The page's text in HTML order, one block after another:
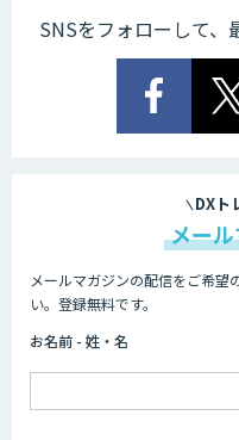
SNSをフォローして、
DXト
メー
メールマガジンの配信をご希望
い。登録無料です。
お名前 - 姓・名